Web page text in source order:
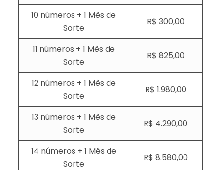
10 números + 1 Mês de
Sorte
R$ 300,00
11 números + 1 Mês de
Sorte
R$ 825,00
12 números + 1 Mês de
Sorte
R$ 1.980,00
13 números + 1 Mês de
Sorte
R$ 4.290,00
14 números + 1 Mês de
Sorte
R$ 8.580,00